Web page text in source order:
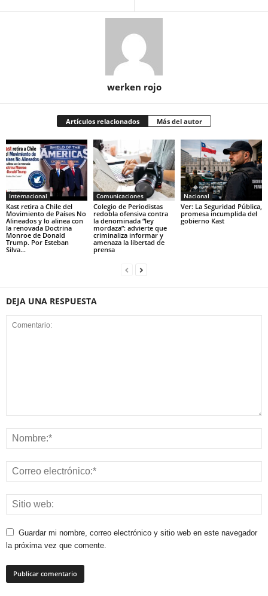
werken rojo
Artículos relacionados Más del autor
Internacional
Kast retira a Chile del
Movimiento de Países No
Alineados y lo alinea con
la renovada Doctrina
Monroe de Donald
Trump. Por Esteban
Silva...
Comunicaciones
Colegio de Periodistas
redobla ofensiva contra
la denominada “ley
mordaza”: advierte que
criminaliza informar y
amenaza la libertad de
prensa
Nacional
Ver: La Seguridad Pública,
promesa incumplida del
gobierno Kast
DEJA UNA RESPUESTA
Guardar mi nombre, correo electrónico y sitio web en este navegador
la próxima vez que comente.